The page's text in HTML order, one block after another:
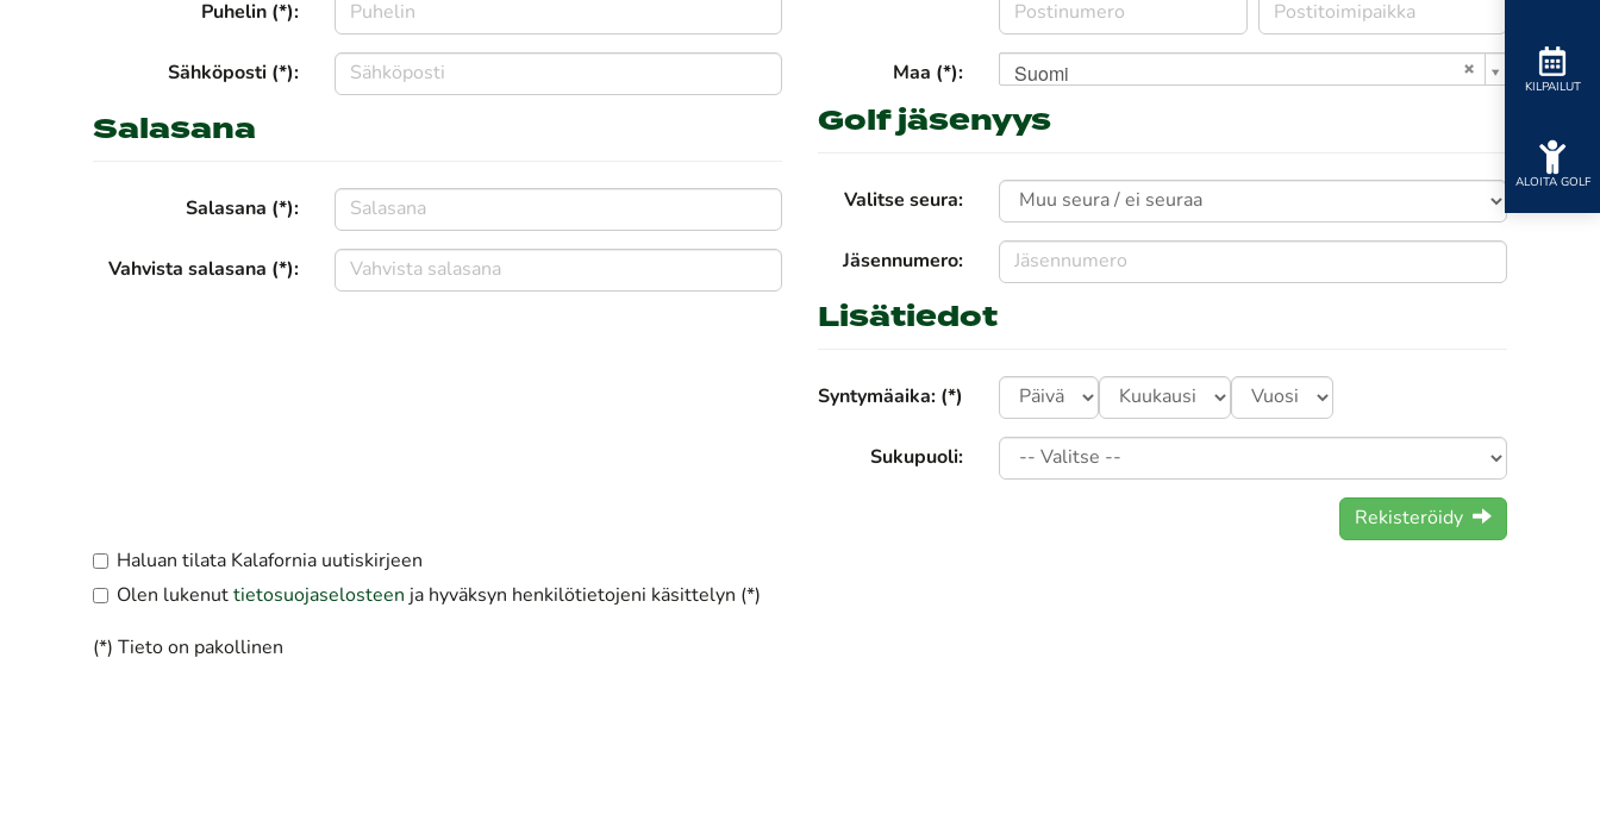
KILPAILUT
ALOITA GOLF
Puhelin (*):
Sähköposti (*):
Salasana
Salasana (*):
Vahvista salasana (*):
Maa (*): Suomi
Golf jäsenyys
Valitse seura:
Jäsennumero:
Lisätiedot
Syntymäaika: (*)
Sukupuoli:
Rekisteröidy
Haluan tilata Kalafornia uutiskirjeen
Olen lukenut tietosuojaselosteen ja hyväksyn henkilötietojeni käsittelyn (*)
(*) Tieto on pakollinen